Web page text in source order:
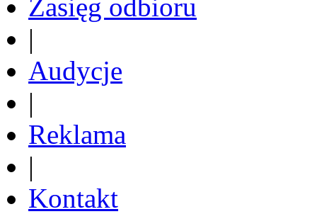
Zasięg odbioru
|
Audycje
|
Reklama
|
Kontakt